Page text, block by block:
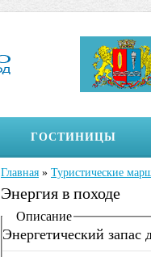
ГОСТИНИЦЫ
Вы здесь
Главная » Туристические
Энергия в походе
Отображение на
Описание
Энергетический